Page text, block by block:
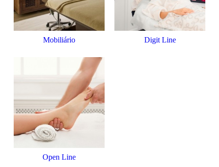
Mobiliário Digit Line
Open Line